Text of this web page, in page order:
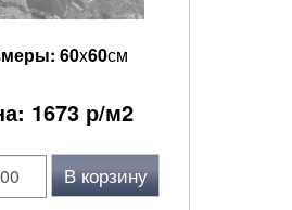
60x60см
1673 р/м2
В корзину